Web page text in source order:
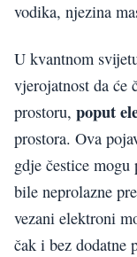
vodika, njezina
U kvantnom
vjerojatnost da će
prostoru, poput
prostora. Ova
gdje čestice
bile neprolazne
vezani elektroni
čak i bez dodatne